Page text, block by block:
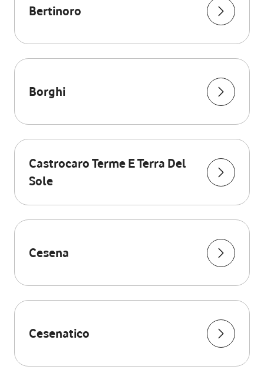
Bertinoro
Borghi
Castrocaro Terme E Terra Del
Sole
Cesena
Cesenatico